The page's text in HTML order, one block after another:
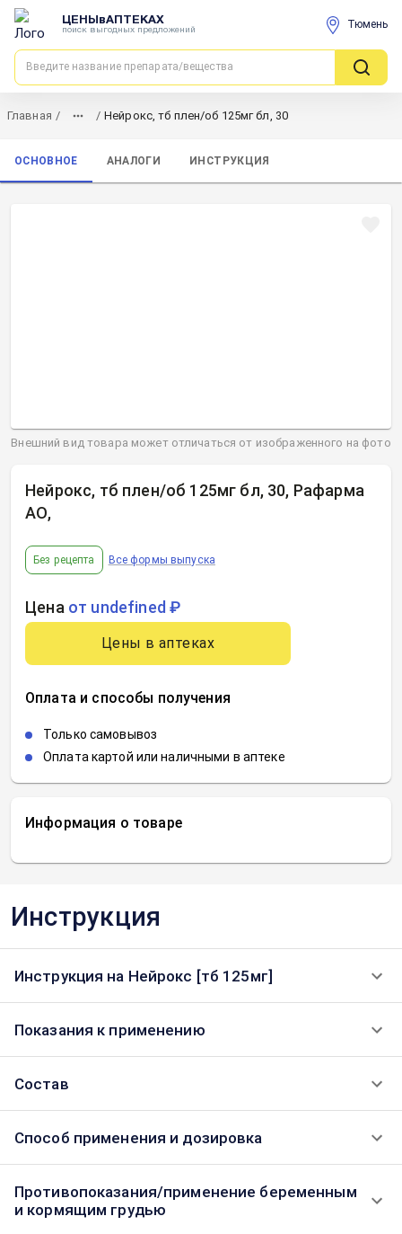
ЦЕНЫвАПТЕКАХ
поиск выгодных предложений Тюмень
Главная / / Нейрокс, тб плен/об 125мг бл, 30
ОСНОВНОЕ АНАЛОГИ ИНСТРУКЦИЯ
Информация о товаре
Нейрокс, тб плен/об 125мг бл, 30, Рафарма
АО,
Без рецепта Все формы выпуска
Цена от undefined ₽
Цены в аптеках
Оплата и способы получения
Только самовывоз
Оплата картой или наличными в аптеке
Внешний вид товара может отличаться от изображенного на фото
Инструкция
Инструкция на Нейрокс [тб 125мг]
Показания к применению
Состав
Способ применения и дозировка
Противопоказания/применение беременным
и кормящим грудью